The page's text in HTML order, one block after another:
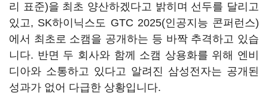
리 표준)을 최초 양산하겠다고 밝히며 선두를 달리고
있고, SK하이닉스도 GTC 2025(인공지능 콘퍼런스)
에서 최초로 소캠을 공개하는 등 바짝 추격하고 있습
니다. 반면 두 회사와 함께 소캠 상용화를 위해 엔비
디아와 소통하고 있다고 알려진 삼성전자는 공개된
성과가 없어 다급한 상황입니다.